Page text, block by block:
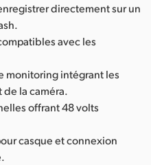
directement sur un
avec les
monitoring intégrant les
de la caméra.
offrant 48 volts
casque et connexion